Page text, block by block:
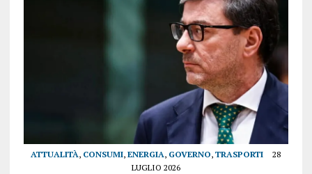
ATTUALITÀ, CONSUMI,ENERGIA, GOVERNO,TRASPORTI
28
LUGLIO 2026